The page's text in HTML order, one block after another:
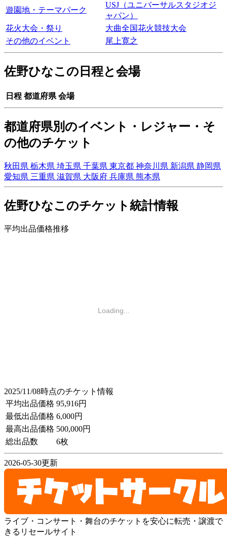
遊園地・テーマパーク
USJ（ユニバーサルスタジオジ
ャパン）
花火大会・祭り
大曲全国花火競技大会
その他のイベント
尾上寛之
佐野ひなこの日程と会場
日程 都道府県 会場
都道府県別のイベント・レジャー・そ
の他のチケット
秋田県 栃木県 埼玉県 千葉県 東京都 神奈川県 新潟県 静岡県
愛知県 三重県 滋賀県 大阪府 兵庫県 熊本県
佐野ひなこのチケット統計情報
平均出品価格推移
Loading...
2025/11/08時点のチケット情報
平均出品価格 95,916円
最低出品価格 6,000円
最高出品価格 500,000円
総出品数
6枚
2026-05-30更新
ライブ・コンサート・舞台のチケットを安心に転売・譲渡で
きるリセールサイト